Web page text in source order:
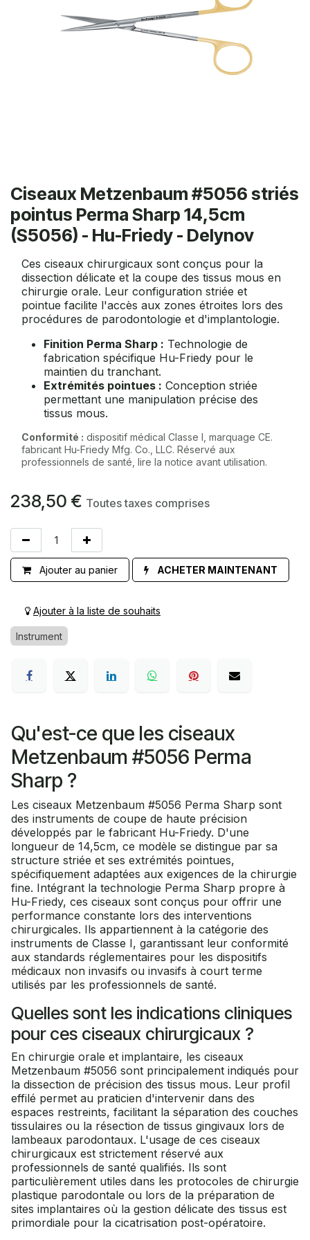
Ciseaux Metzenbaum #5056 striés
pointus Perma Sharp 14,5cm
(S5056) - Hu-Friedy - Delynov
Ces ciseaux chirurgicaux sont conçus pour la
dissection délicate et la coupe des tissus mous en
chirurgie orale. Leur configuration striée et
pointue facilite l'accès aux zones étroites lors des
procédures de parodontologie et d'implantologie.
Finition Perma Sharp : Technologie de
fabrication spécifique Hu-Friedy pour le
maintien du tranchant.
Extrémités pointues : Conception striée
permettant une manipulation précise des
tissus mous.
Conformité : dispositif médical Classe I, marquage CE.
fabricant Hu-Friedy Mfg. Co., LLC. Réservé aux
professionnels de santé, lire la notice avant utilisation.
238,50 € Toutes taxes comprises
Ajouter au panier ACHETER MAINTENANT
Ajouter à la liste de souhaits
Instrument
Qu'est-ce que les ciseaux
Metzenbaum #5056 Perma
Sharp ?
Les ciseaux Metzenbaum #5056 Perma Sharp sont
des instruments de coupe de haute précision
développés par le fabricant Hu-Friedy. D'une
longueur de 14,5cm, ce modèle se distingue par sa
structure striée et ses extrémités pointues,
spécifiquement adaptées aux exigences de la chirurgie
fine. Intégrant la technologie Perma Sharp propre à
Hu-Friedy, ces ciseaux sont conçus pour offrir une
performance constante lors des interventions
chirurgicales. Ils appartiennent à la catégorie des
instruments de Classe I, garantissant leur conformité
aux standards réglementaires pour les dispositifs
médicaux non invasifs ou invasifs à court terme
utilisés par les professionnels de santé.
Quelles sont les indications cliniques
pour ces ciseaux chirurgicaux ?
En chirurgie orale et implantaire, les ciseaux
Metzenbaum #5056 sont principalement indiqués pour
la dissection de précision des tissus mous. Leur profil
effilé permet au praticien d'intervenir dans des
espaces restreints, facilitant la séparation des couches
tissulaires ou la résection de tissus gingivaux lors de
lambeaux parodontaux. L'usage de ces ciseaux
chirurgicaux est strictement réservé aux
professionnels de santé qualifiés. Ils sont
particulièrement utiles dans les protocoles de chirurgie
plastique parodontale ou lors de la préparation de
sites implantaires où la gestion délicate des tissus est
primordiale pour la cicatrisation post-opératoire.